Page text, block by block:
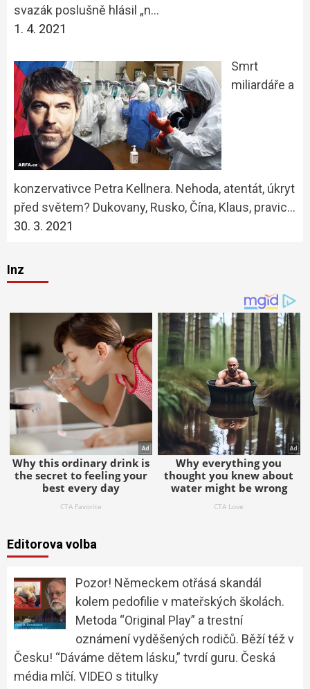
svazák poslušně hlásil „n…
1. 4. 2021
Smrt
miliardáře a
konzervativce Petra Kellnera. Nehoda, atentát, úkryt
před světem? Dukovany, Rusko, Čína, Klaus, pravic…
30. 3. 2021
Inz
Editorova volba
Pozor! Německem otřásá skandál
kolem pedofilie v mateřských školách.
Metoda “Original Play” a trestní
oznámení vyděšených rodičů. Běží též v
Česku! “Dáváme dětem lásku,” tvrdí guru. Česká
média mlčí. VIDEO s titulky